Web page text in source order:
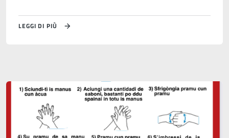
LEGGI DI PIÙ